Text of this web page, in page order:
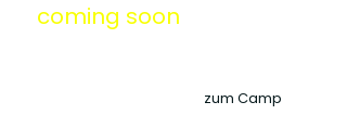
coming soon
zum Camp